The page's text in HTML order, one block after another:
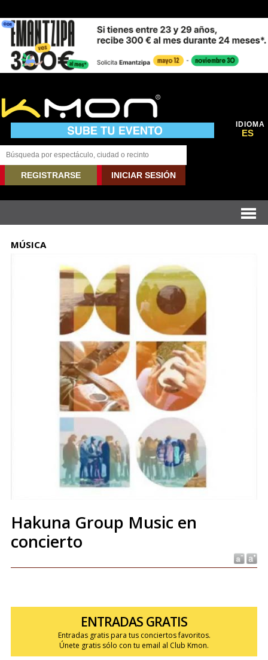
IDIOMA
ES
REGISTRARSE INICIAR SESIÓN
MÚSICA
Hakuna Group Music en
concierto
ENTRADAS GRATIS
Entradas gratis para tus conciertos favoritos.
Únete gratis sólo con tu email al Club Kmon.